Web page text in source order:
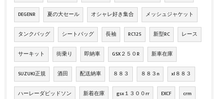
DEGENR 夏の大セール オシャレ好き集合 メッシュジャケット
タンクバッグ シートバッグ 長袖 RC125 新型RC レース
サーキット 街乗り 即納車 GSX２５０R 新車在庫
SUZUKI正規 酒田 配送納車 ８８３ ８８３n xl８８３
ハーレーダビッドソン 新着在庫 gsx１３００rr EXCF crm